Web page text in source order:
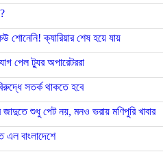
শোনেনি! ক্যারিয়ার শেষ হয়ে যায়
পেল ট্যুর অপারেটররা
সতর্ক থাকতে হবে
শুধু পেট নয়, মনও ভরায় মণিপুরি খাবার
এল বাংলাদেশে